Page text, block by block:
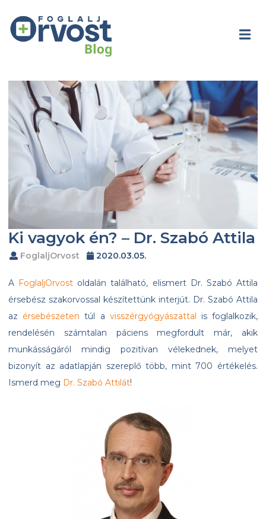
Ki vagyok én? – Dr. Szabó Attila
FoglaljOrvost 2020.03.05.
A FoglaljOrvost oldalán található, elismert Dr. Szabó Attila
érsebész szakorvossal készítettünk interjút. Dr. Szabó Attila
az érsebészeten túl a visszérgyógyászattal
is foglalkozik,
rendelésén számtalan páciens megfordult már, akik
munkásságáról mindig pozitívan vélekednek, melyet
bizonyít az adatlapján szereplő több, mint 700 értékelés.
Ismerd meg Dr. Szabó Attilát!